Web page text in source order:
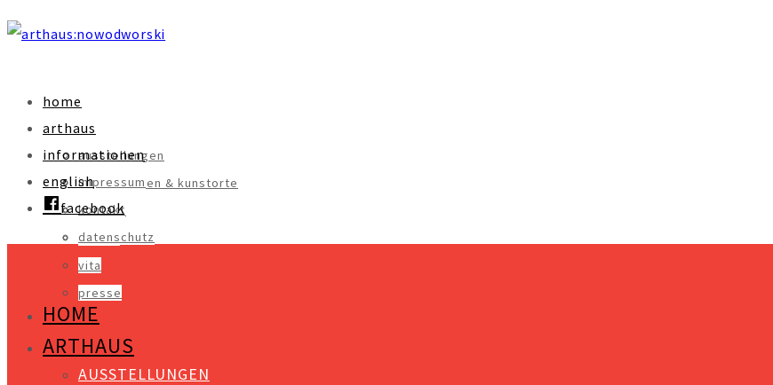
home
arthaus
ausstellungen
installationen & kunstorte
objekte
videos
vita
presse
informationen
impressum
kontakt
datenschutz
english
facebook
HOME
ARTHAUS
AUSSTELLUNGEN